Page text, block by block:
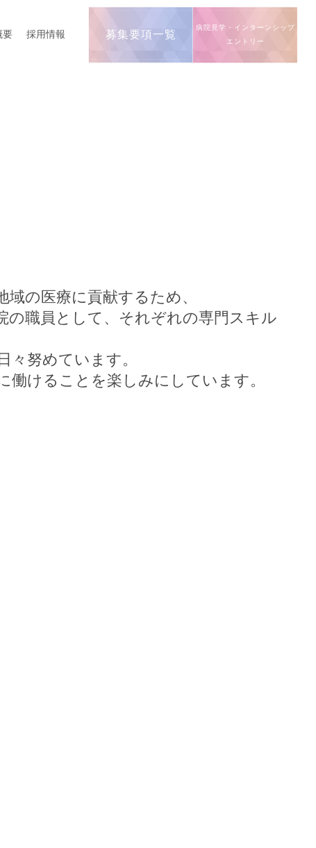
要 採用情報 募集要項一覧
病院見学・インターンシップ
エントリー
域の医療に貢献するため、
の職員として、それぞれの専門スキル
々努めています。
働けることを楽しみにしています。